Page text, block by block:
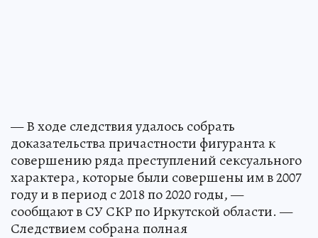
— В ходе следствия удалось собрать
доказательства причастности фигуранта к
совершению ряда преступлений сексуального
характера, которые были совершены им в 2007
году и в период с 2018 по 2020 годы, —
сообщают в СУ СКР по Иркутской области. —
Следствием собрана полная